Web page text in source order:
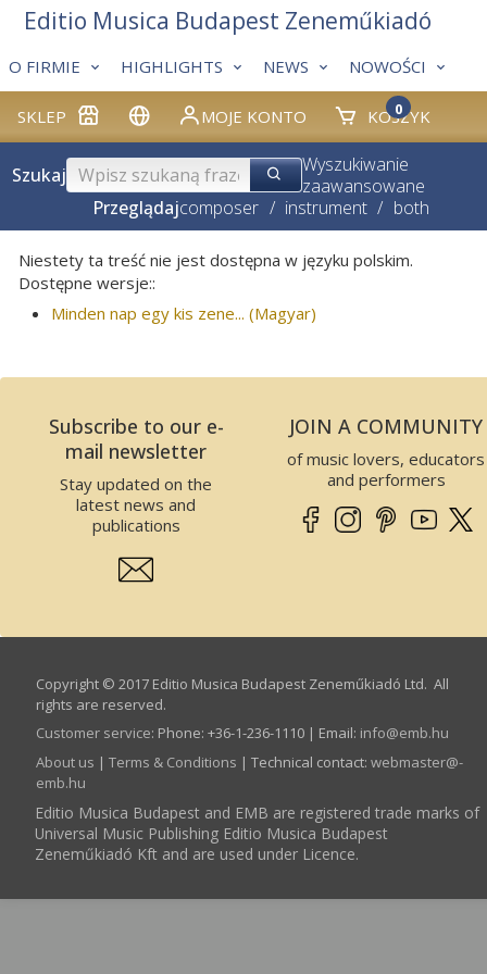
SKLEP MOJE KONTO KOSZYK
0
O FIRMIE HIGHLIGHTS NEWS NOWOŚCI
Editio Musica Budapest Zeneműkiadó
Szukaj
Wyszukiwanie
zaawansowane
Przeglądajcomposer / instrument / both
Niestety ta treść nie jest dostępna w języku polskim.
Dostępne wersje::
Minden nap egy kis zene... (Magyar)
Subscribe to our e-
mail newsletter
Stay updated on the
latest news and
publications
JOIN A COMMUNITY
of music lovers, educators
and performers
Copyright © 2017 Editio Musica Budapest Zeneműkiadó Ltd. All
rights are reserved.
Customer service: Phone: +36-1-236-1110 | Email: info­@­emb.hu
About us | Terms & Conditions | Technical contact: webmaster­@­
emb.hu
Editio Musica Budapest and EMB are registered trade marks of
Universal Music Publishing Editio Musica Budapest
Zeneműkiadó Kft and are used under Licence.